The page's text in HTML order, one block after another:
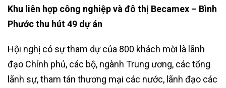
Khu liên hợp công nghiệp và đô thị Becamex – Bình
Phước thu hút 49 dự án
Hội nghị có sự tham dự của 800 khách mời là lãnh
đạo Chính phủ, các bộ, ngành Trung ương, các tổng
lãnh sự, tham tán thương mại các nước, lãnh đạo các